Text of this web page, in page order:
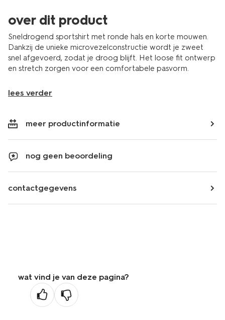
over dit product
Sneldrogend sportshirt met ronde hals en korte mouwen.
Dankzij de unieke microvezelconstructie wordt je zweet
snel afgevoerd, zodat je droog blijft. Het loose fit ontwerp
en stretch zorgen voor een comfortabele pasvorm.
lees verder
meer productinformatie
nog geen beoordeling
contactgegevens
wat vind je van deze pagina?